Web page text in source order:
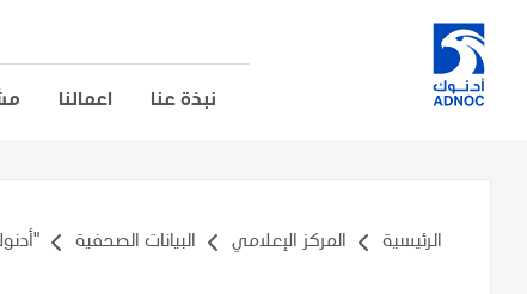
نبذة عنا اعمالنا
الرئيسية المركز الإعلامي البيانات الصحفية